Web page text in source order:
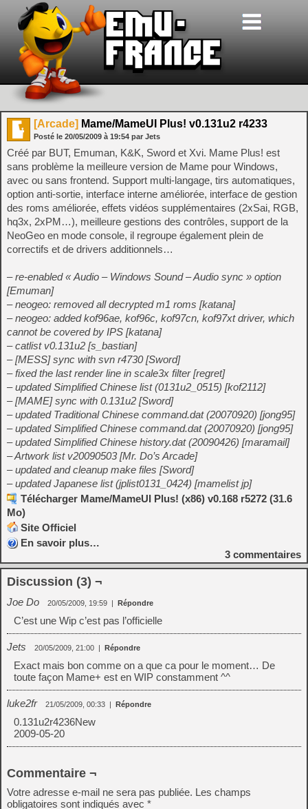
[Arcade] Mame/MameUI Plus! v0.131u2 r4233
Posté le 20/05/2009 à 19:54 par Jets
Créé par BUT, Emuman, K&K, Sword et Xvi. Mame Plus! est
sans problème la meilleure version de Mame pour Windows,
avec ou sans frontend. Support multi-langage, tirs automatiques,
option anti-sortie, interface interne améliorée, interface de gestion
des roms améliorée, effets vidéos supplémentaires (2xSai, RGB,
hq3x, 2xPM…), meilleure gestions des contrôles, support de la
NeoGeo en mode console, il regroupe également plein de
correctifs et de drivers additionnels…
– re-enabled « Audio – Windows Sound – Audio sync » option
[Emuman]
– neogeo: removed all decrypted m1 roms [katana]
– neogeo: added kof96ae, kof96c, kof97cn, kof97xt driver, which
cannot be covered by IPS [katana]
– catlist v0.131u2 [s_bastian]
– [MESS] sync with svn r4730 [Sword]
– fixed the last render line in scale3x filter [regret]
– updated Simplified Chinese list (0131u2_0515) [kof2112]
– [MAME] sync with 0.131u2 [Sword]
– updated Traditional Chinese command.dat (20070920) [jong95]
– updated Simplified Chinese command.dat (20070920) [jong95]
– updated Simplified Chinese history.dat (20090426) [maramail]
– Artwork list v20090503 [Mr. Do’s Arcade]
– updated and cleanup make files [Sword]
– updated Japanese list (jplist0131_0424) [mamelist jp]
Télécharger Mame/MameUI Plus! (x86) v0.168 r5272 (31.6
Mo)
Site Officiel
En savoir plus…
3 commentaires
Discussion (3) ¬
Joe Do 20/05/2009, 19:59 | Répondre
C’est une Wip c’est pas l’officielle
Jets 20/05/2009, 21:00 | Répondre
Exact mais bon comme on a que ca pour le moment… De
toute façon Mame+ est en WIP constamment ^^
luke2fr 21/05/2009, 00:33 | Répondre
0.131u2r4236New
2009-05-20
Commentaire ¬
Votre adresse e-mail ne sera pas publiée. Les champs
obligatoires sont indiqués avec *